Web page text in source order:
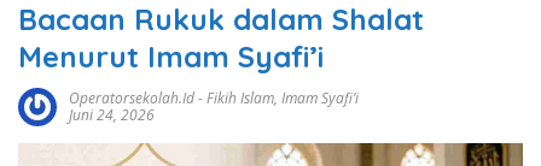
Bacaan Rukuk dalam Shalat
Menurut Imam Syafi’i
Operatorsekolah.id-Fikih Islam, Imam Syafi’i
Juni 24, 2026